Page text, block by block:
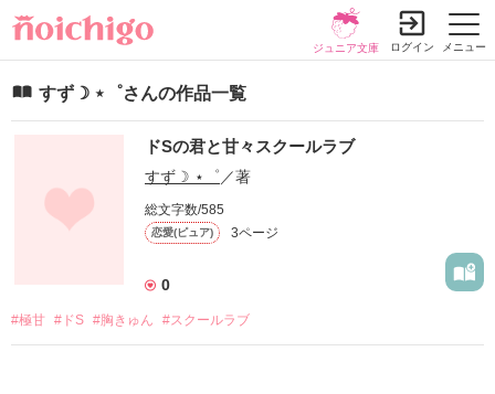
メニュー
ジュニア文庫 ログイン
すず☽ ⋆゜さんの作品一覧
ドSの君と甘々スクールラブ
すず☽ ⋆゜ ／著
総文字数/585
恋愛(ピュア) 3ページ
0
#極甘 #ドS #胸きゅん #スクールラブ